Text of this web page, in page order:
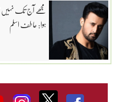
مجھے آج تک نہیں
ہوا: عاطف اسلم